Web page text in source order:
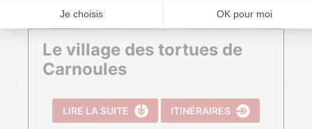
Le village des tortues de
Carnoules
LIRE LA SUITE ITINÉRAIRES